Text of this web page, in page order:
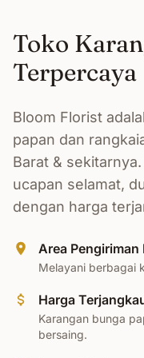
Toko
Terpercaya
Bloom Florist
papan dan
Barat &
ucapan selamat,
dengan harga
Area Pengiriman
Melayani berbagai
Harga
Karangan bunga
bersaing.